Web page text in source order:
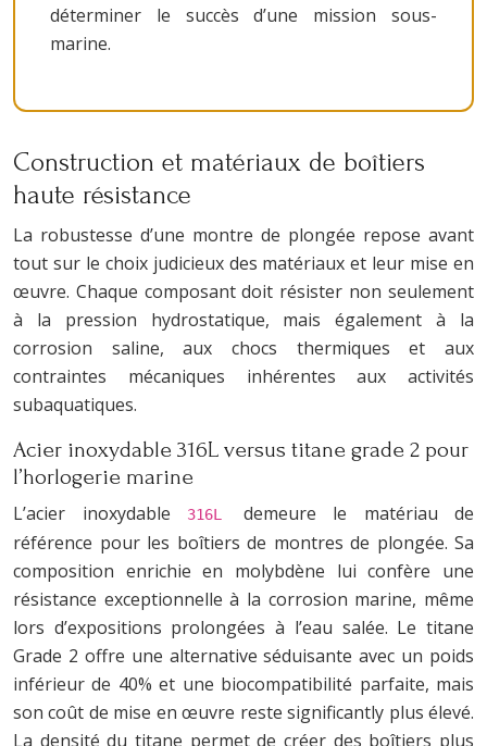
déterminer le succès d’une mission sous-
marine.
Construction et matériaux de boîtiers
haute résistance
La robustesse d’une montre de plongée repose avant
tout sur le choix judicieux des matériaux et leur mise en
œuvre. Chaque composant doit résister non seulement
à la pression hydrostatique, mais également à la
corrosion saline, aux chocs thermiques et aux
contraintes mécaniques inhérentes aux activités
subaquatiques.
Acier inoxydable 316L versus titane grade 2 pour
l’horlogerie marine
L’acier inoxydable 316L demeure le matériau de
référence pour les boîtiers de montres de plongée. Sa
composition enrichie en molybdène lui confère une
résistance exceptionnelle à la corrosion marine, même
lors d’expositions prolongées à l’eau salée. Le titane
Grade 2 offre une alternative séduisante avec un poids
inférieur de 40% et une biocompatibilité parfaite, mais
son coût de mise en œuvre reste significantly plus élevé.
La densité du titane permet de créer des boîtiers plus